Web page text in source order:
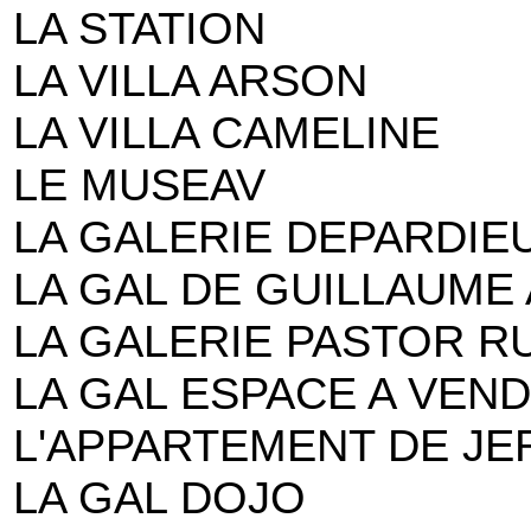
LA STATION
LA VILLA ARSON
LA VILLA CAMELINE
LE MUSEAV
LA GALERIE
LA GAL DE GUILLAUME
LA GALERIE PASTOR
LA GAL ESPACE A
L'APPARTEMENT DE
LA GAL DOJO